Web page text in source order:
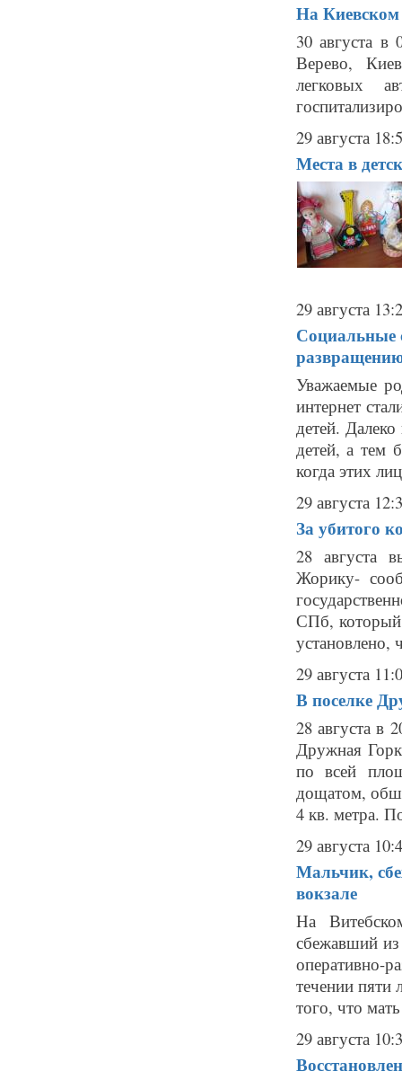
На Киевском
30 августа
Верево,
легковых
29 августа
Места в
29 августа
Социальные
Уважаемые
интернет
детей.
детей, а тем
когда этих
29 августа
За убитого
28 августа
Жорику-
СПб, который
установлено,
29 августа
В поселке
28 августа в
Дружная
по всей
дощатом,
4 кв. метра.
29 августа
Мальчик,
вокзале
На
сбежавший
оперативно-
течении пяти
того, что
29 августа